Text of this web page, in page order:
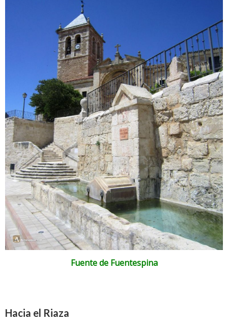
Fuente de Fuentespina
Hacia el Riaza